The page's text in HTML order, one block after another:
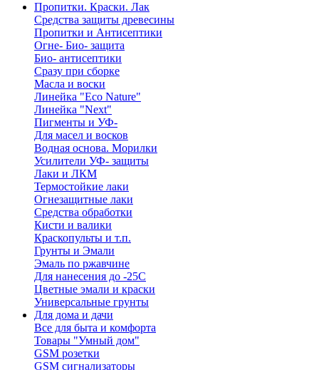
Пропитки. Краски. Лак
Средства защиты древесины
Пропитки и Антисептики
Огне- Био- защита
Био- антисептики
Сразу при сборке
Масла и воски
Линейка "Eco Nature"
Линейка "Next"
Пигменты и УФ-
Для масел и восков
Водная основа. Морилки
Усилители УФ- защиты
Лаки и ЛКМ
Термостойкие лаки
Огнезащитные лаки
Средства обработки
Кисти и валики
Краскопульты и т.п.
Грунты и Эмали
Эмаль по ржавчине
Для нанесения до -25С
Цветные эмали и краски
Универсальные грунты
Для дома и дачи
Все для быта и комфорта
Товары "Умный дом"
GSM розетки
GSM сигнализаторы